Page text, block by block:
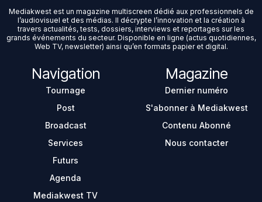
Mediakwest est un magazine multiscreen dédié aux professionnels de
l’audiovisuel et des médias. Il décrypte l’innovation et la création à
travers actualités, tests, dossiers, interviews et reportages sur les
grands événements du secteur. Disponible en ligne (actus quotidiennes,
Web TV, newsletter) ainsi qu’en formats papier et digital.
Navigation
Tournage
Post
Broadcast
Services
Futurs
Agenda
Mediakwest TV
Magazine
Dernier numéro
S'abonner à Mediakwest
Contenu Abonné
Nous contacter